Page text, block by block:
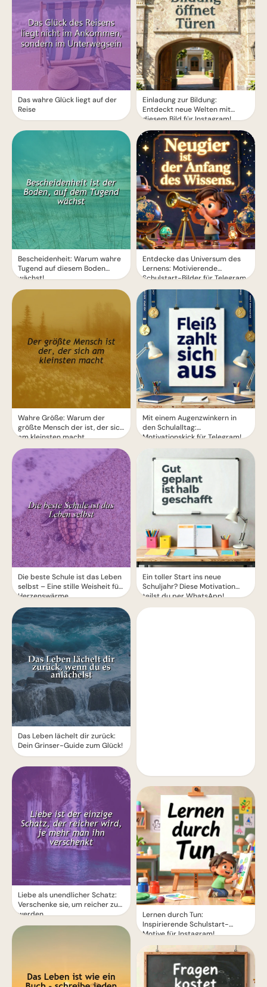
Das wahre Glück liegt auf der
Reise
Bescheidenheit: Warum wahre
Tugend auf diesem Boden
wächst!
Wahre Größe: Warum der
größte Mensch der ist, der sich
am kleinsten macht
Die beste Schule ist das Leben
selbst – Eine stille Weisheit für
Herzenswärme
Das Leben lächelt dir zurück:
Dein Grinser-Guide zum Glück!
Liebe als unendlicher Schatz:
Verschenke sie, um reicher zu
werden
Einladung zur Bildung:
Entdeckt neue Welten mit
diesem Bild für Instagram!
Entdecke das Universum des
Lernens: Motivierende
Schulstart-Bilder für Telegram
Mit einem Augenzwinkern in
den Schulalltag:
Motivationskick für Telegram!
Ein toller Start ins neue
Schuljahr? Diese Motivation
teilst du per WhatsApp!
Lernen durch Tun:
Inspirierende Schulstart-
Motive für Instagram!